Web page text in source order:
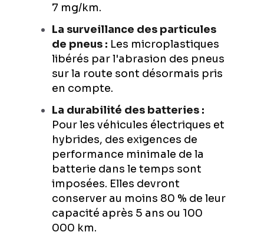
7 mg/km.
La surveillance des particules
de pneus : Les microplastiques
libérés par l'abrasion des pneus
sur la route sont désormais pris
en compte.
La durabilité des batteries :
Pour les véhicules électriques et
hybrides, des exigences de
performance minimale de la
batterie dans le temps sont
imposées. Elles devront
conserver au moins 80 % de leur
capacité après 5 ans ou 100
000 km.